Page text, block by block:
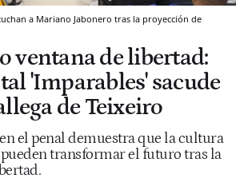
a Mariano Jabonero tras la proyección de
ventana de libertad:
'Imparables' sacude
de Teixeiro
el penal demuestra que la cultura
transformar el futuro tras la